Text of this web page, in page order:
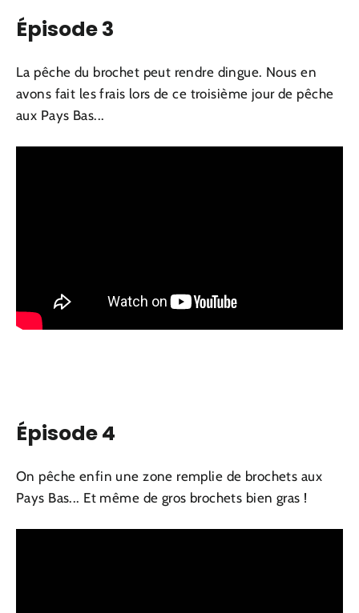
Épisode 3
La pêche du brochet peut rendre dingue. Nous en
avons fait les frais lors de ce troisième jour de pêche
aux Pays Bas...
Épisode 4
On pêche enfin une zone remplie de brochets aux
Pays Bas... Et même de gros brochets bien gras !